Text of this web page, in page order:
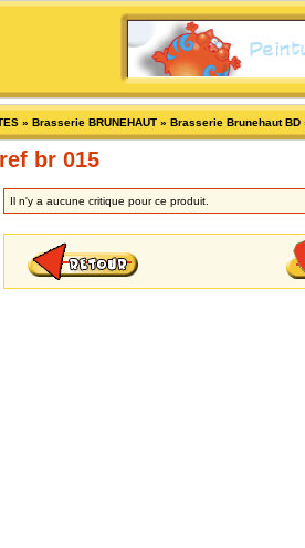
» Brasserie BRUNEHAUT » Brasserie Brunehaut BD
ref br 015
Il n'y a aucune critique pour ce produit.